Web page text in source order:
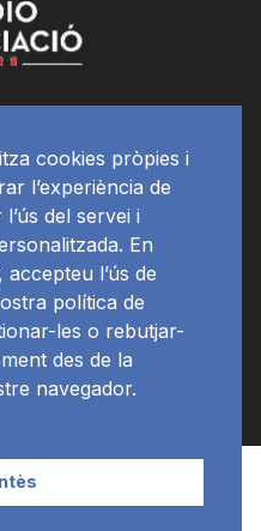
Programació
cookies pròpies i
l’experiència de
del servei i
En
l’ús de
política de
les o rebutjar-
des de la
navegador.